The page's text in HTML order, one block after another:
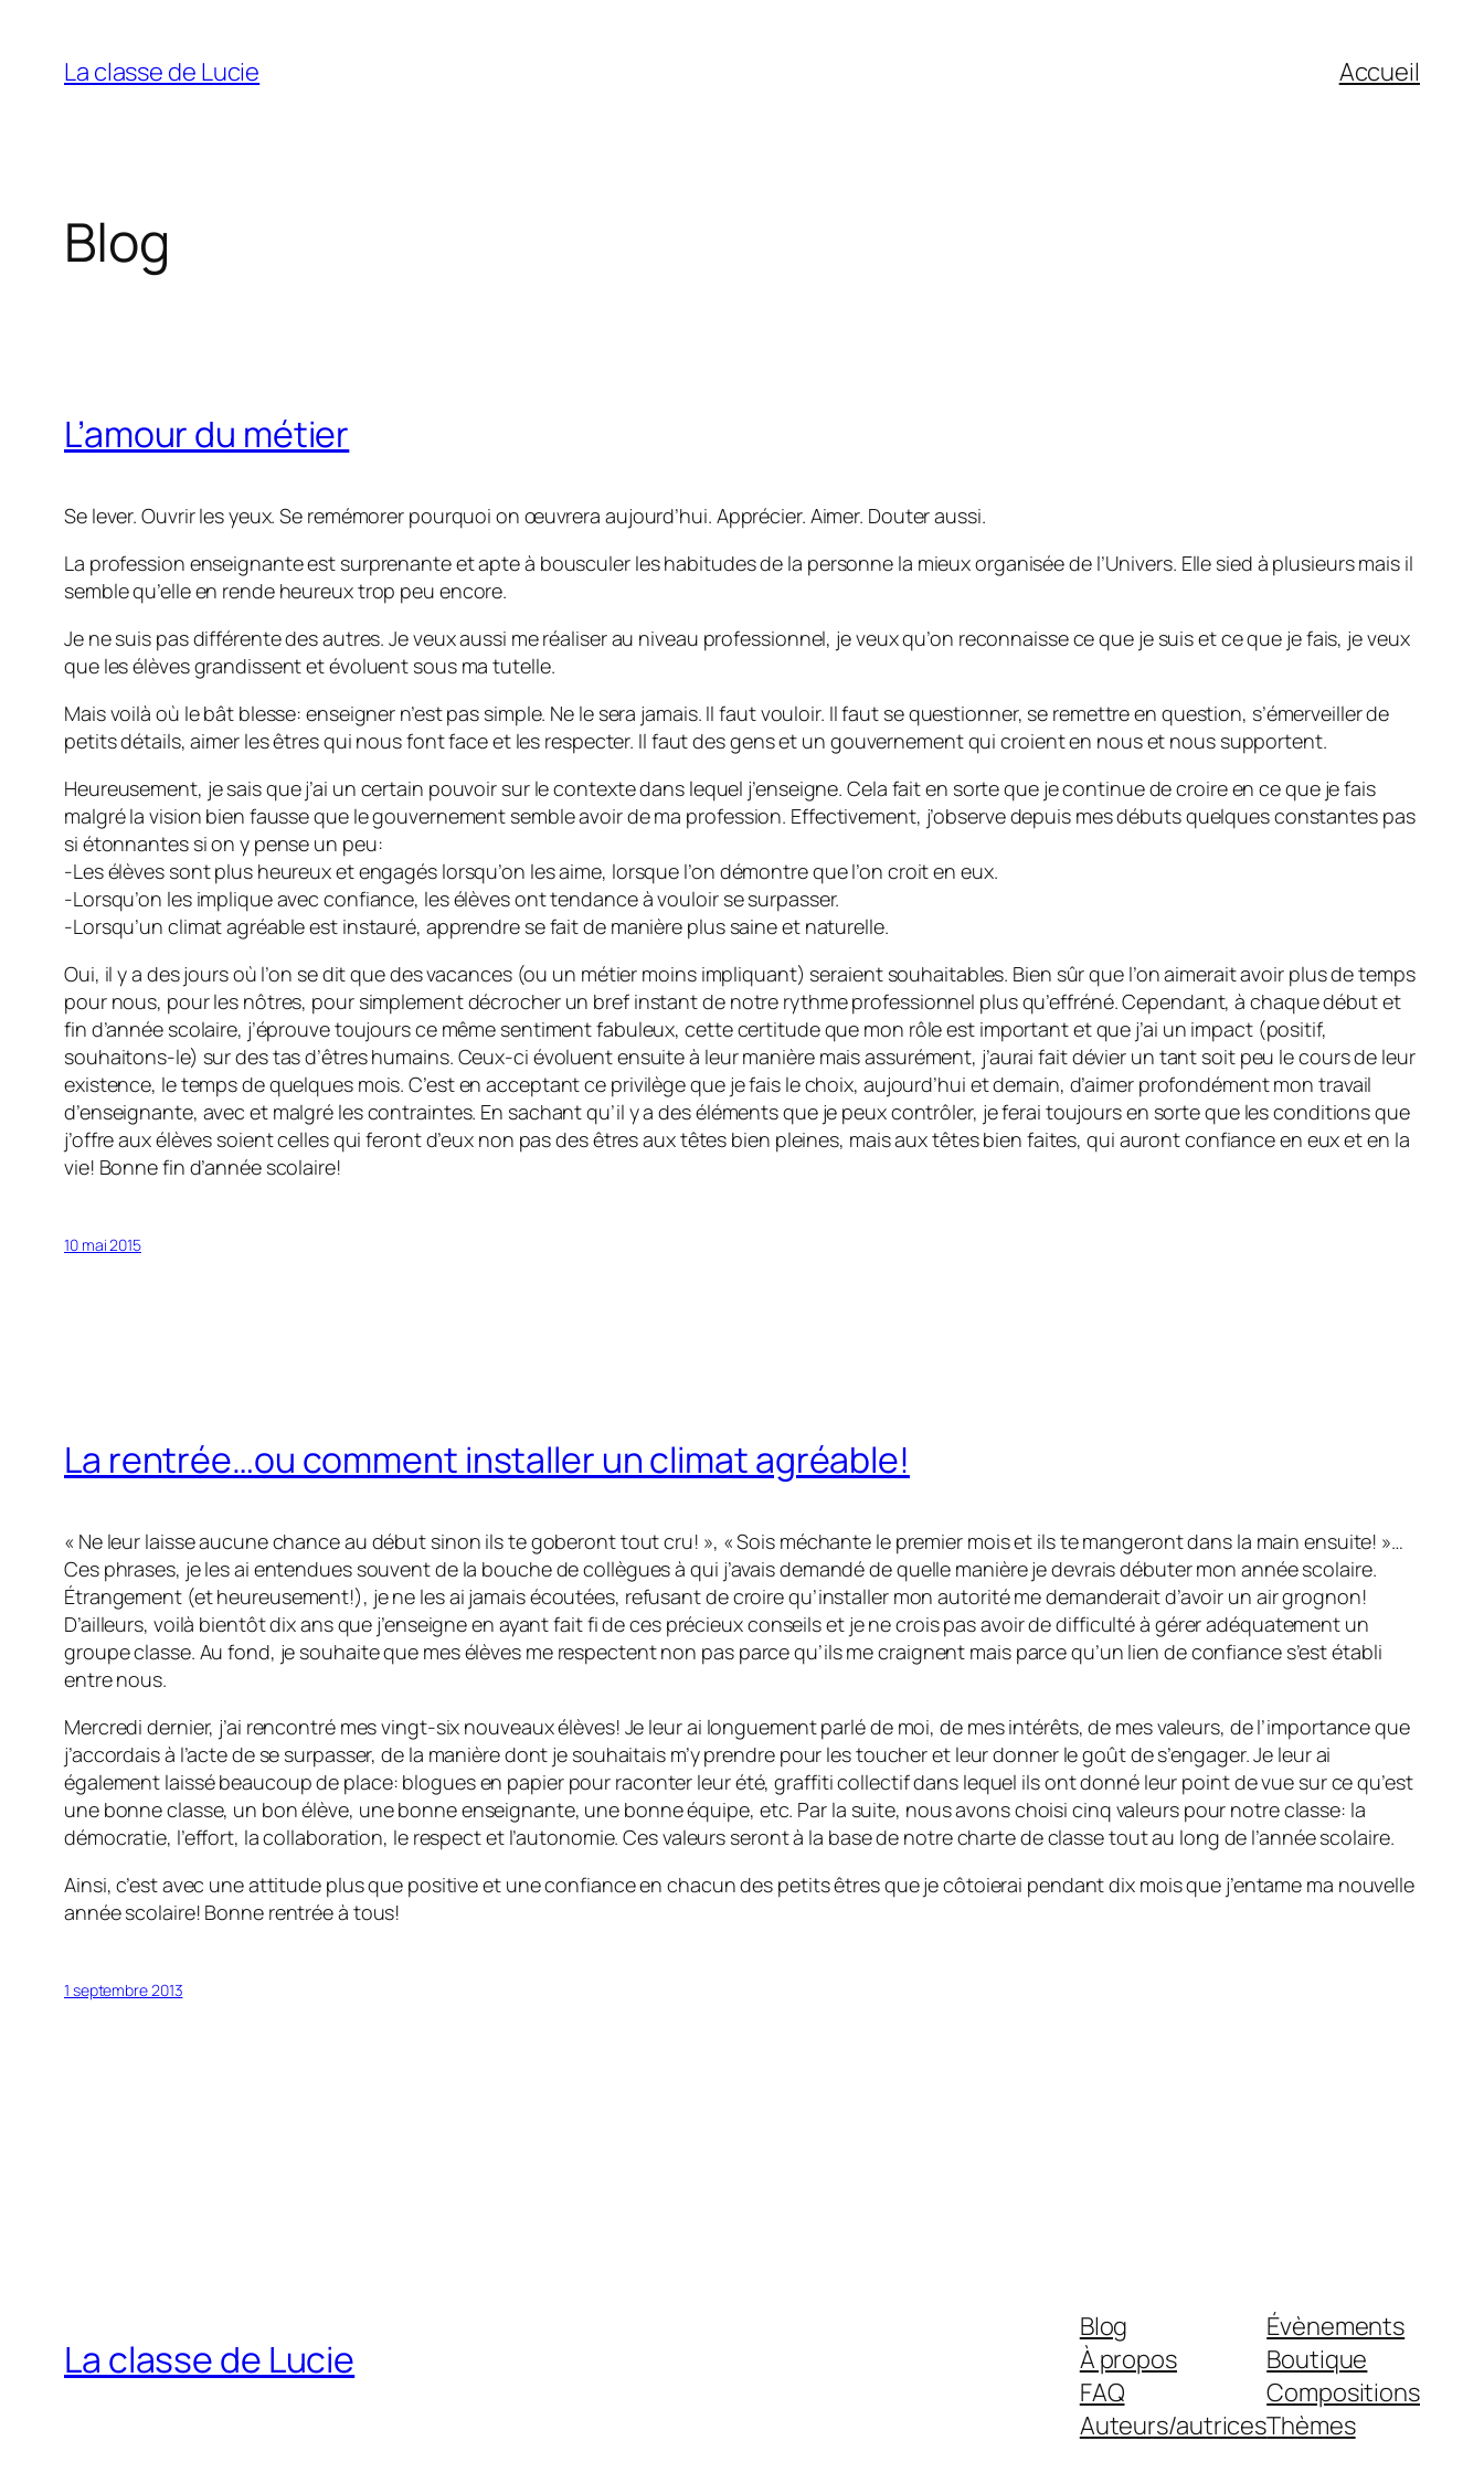
contenu
La classe de Lucie Accueil
Blog
L’amour du métier
Se lever. Ouvrir les yeux. Se remémorer pourquoi on œuvrera aujourd’hui. Apprécier. Aimer. Douter aussi.
La profession enseignante est surprenante et apte à bousculer les habitudes de la personne la mieux organisée de l’Univers. Elle sied à plusieurs mais il
semble qu’elle en rende heureux trop peu encore.
Je ne suis pas différente des autres. Je veux aussi me réaliser au niveau professionnel, je veux qu’on reconnaisse ce que je suis et ce que je fais, je veux
que les élèves grandissent et évoluent sous ma tutelle.
Mais voilà où le bât blesse: enseigner n’est pas simple. Ne le sera jamais. Il faut vouloir. Il faut se questionner, se remettre en question, s’émerveiller de
petits détails, aimer les êtres qui nous font face et les respecter. Il faut des gens et un gouvernement qui croient en nous et nous supportent.
Heureusement, je sais que j’ai un certain pouvoir sur le contexte dans lequel j’enseigne. Cela fait en sorte que je continue de croire en ce que je fais
malgré la vision bien fausse que le gouvernement semble avoir de ma profession. Effectivement, j’observe depuis mes débuts quelques constantes pas
si étonnantes si on y pense un peu:
-Les élèves sont plus heureux et engagés lorsqu’on les aime, lorsque l’on démontre que l’on croit en eux.
-Lorsqu’on les implique avec confiance, les élèves ont tendance à vouloir se surpasser.
-Lorsqu’un climat agréable est instauré, apprendre se fait de manière plus saine et naturelle.
Oui, il y a des jours où l’on se dit que des vacances (ou un métier moins impliquant) seraient souhaitables. Bien sûr que l’on aimerait avoir plus de temps
pour nous, pour les nôtres, pour simplement décrocher un bref instant de notre rythme professionnel plus qu’effréné. Cependant, à chaque début et
fin d’année scolaire, j’éprouve toujours ce même sentiment fabuleux, cette certitude que mon rôle est important et que j’ai un impact (positif,
souhaitons-le) sur des tas d’êtres humains. Ceux-ci évoluent ensuite à leur manière mais assurément, j’aurai fait dévier un tant soit peu le cours de leur
existence, le temps de quelques mois. C’est en acceptant ce privilège que je fais le choix, aujourd’hui et demain, d’aimer profondément mon travail
d’enseignante, avec et malgré les contraintes. En sachant qu’il y a des éléments que je peux contrôler, je ferai toujours en sorte que les conditions que
j’offre aux élèves soient celles qui feront d’eux non pas des êtres aux têtes bien pleines, mais aux têtes bien faites, qui auront confiance en eux et en la
vie! Bonne fin d’année scolaire!
10 mai 2015
La rentrée…ou comment installer un climat agréable!
« Ne leur laisse aucune chance au début sinon ils te goberont tout cru! », « Sois méchante le premier mois et ils te mangeront dans la main ensuite! »…
Ces phrases, je les ai entendues souvent de la bouche de collègues à qui j’avais demandé de quelle manière je devrais débuter mon année scolaire.
Étrangement (et heureusement!), je ne les ai jamais écoutées, refusant de croire qu’installer mon autorité me demanderait d’avoir un air grognon!
D’ailleurs, voilà bientôt dix ans que j’enseigne en ayant fait fi de ces précieux conseils et je ne crois pas avoir de difficulté à gérer adéquatement un
groupe classe. Au fond, je souhaite que mes élèves me respectent non pas parce qu’ils me craignent mais parce qu’un lien de confiance s’est établi
entre nous.
Mercredi dernier, j’ai rencontré mes vingt-six nouveaux élèves! Je leur ai longuement parlé de moi, de mes intérêts, de mes valeurs, de l’importance que
j’accordais à l’acte de se surpasser, de la manière dont je souhaitais m’y prendre pour les toucher et leur donner le goût de s’engager. Je leur ai
également laissé beaucoup de place: blogues en papier pour raconter leur été, graffiti collectif dans lequel ils ont donné leur point de vue sur ce qu’est
une bonne classe, un bon élève, une bonne enseignante, une bonne équipe, etc. Par la suite, nous avons choisi cinq valeurs pour notre classe: la
démocratie, l’effort, la collaboration, le respect et l’autonomie. Ces valeurs seront à la base de notre charte de classe tout au long de l’année scolaire.
Ainsi, c’est avec une attitude plus que positive et une confiance en chacun des petits êtres que je côtoierai pendant dix mois que j’entame ma nouvelle
année scolaire! Bonne rentrée à tous!
1 septembre 2013
La classe de Lucie
Blog
À propos
FAQ
Auteurs/autrices
Évènements
Boutique
Compositions
Thèmes